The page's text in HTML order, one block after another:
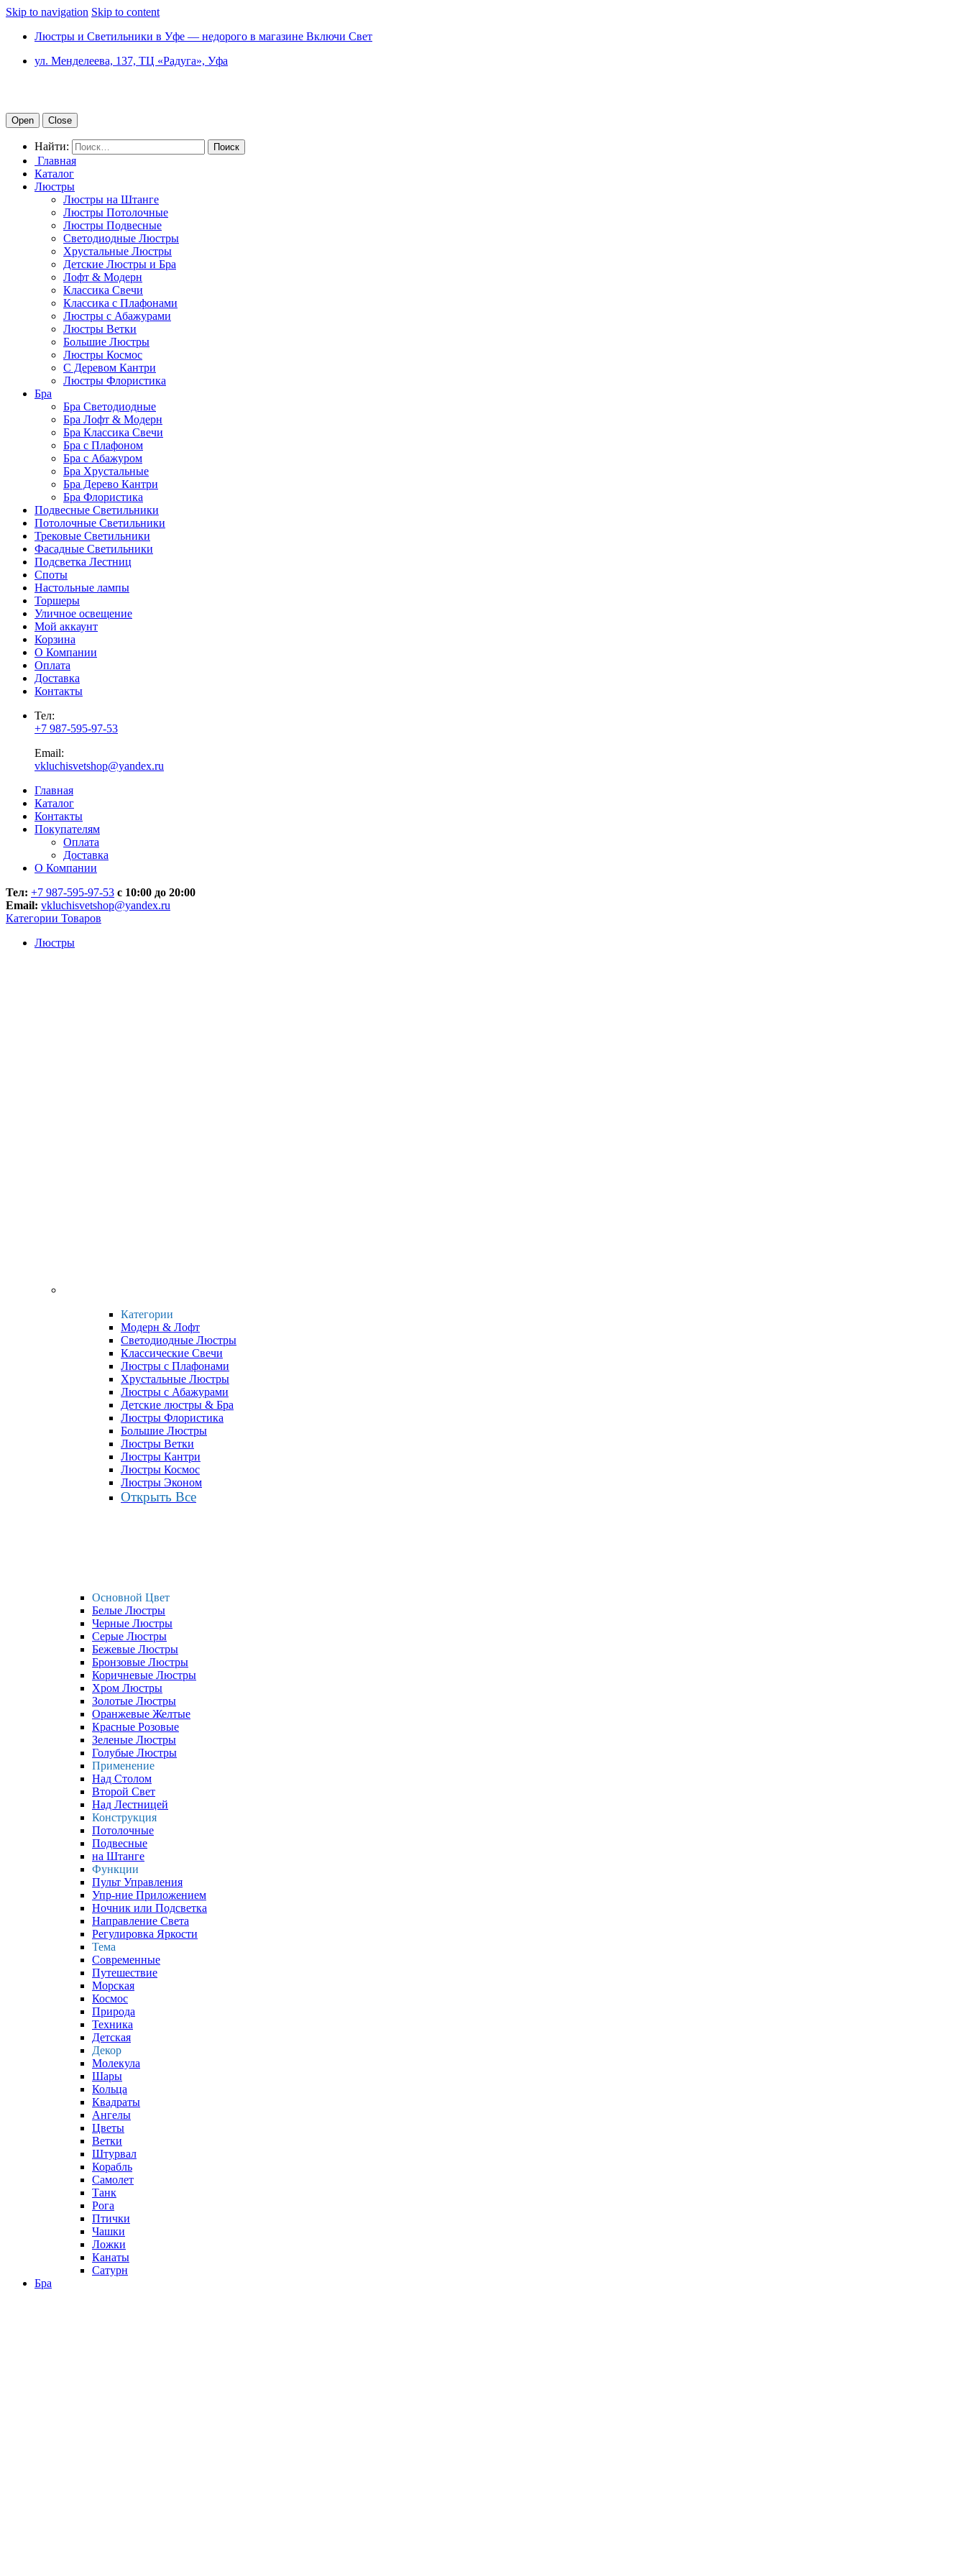
Skip to navigation Skip to content
Люстры и Светильники в Уфе — недорого в магазине Включи Свет
ул. Менделеева, 137, ТЦ «Радуга», Уфа
Open Close
Найти:
Главная
Каталог
Люстры
Люстры на Штанге
Люстры Потолочные
Люстры Подвесные
Светодиодные Люстры
Хрустальные Люстры
Детские Люстры и Бра
Лофт & Модерн
Классика Свечи
Классика с Плафонами
Люстры с Абажурами
Люстры Ветки
Большие Люстры
Люстры Космос
С Деревом Кантри
Люстры Флористика
Бра
Бра Светодиодные
Бра Лофт & Модерн
Бра Классика Свечи
Бра с Плафоном
Бра с Абажуром
Бра Хрустальные
Бра Дерево Кантри
Бра Флористика
Подвесные Светильники
Потолочные Светильники
Трековые Светильники
Фасадные Светильники
Подсветка Лестниц
Споты
Настольные лампы
Торшеры
Уличное освещение
Мой аккаунт
Корзина
О Компании
Оплата
Доставка
Контакты
Тел:
+7 987-595-97-53
Email:
vkluchisvetshop@yandex.ru
Главная
Каталог
Контакты
Покупателям
Оплата
Доставка
О Компании
Тел: +7 987-595-97-53 с 10:00 до 20:00
Email: vkluchisvetshop@yandex.ru
Категории Товаров
Люстры
Категории
Модерн & Лофт
Светодиодные Люстры
Классические Свечи
Люстры с Плафонами
Хрустальные Люстры
Люстры с Абажурами
Детские люстры & Бра
Люстры Флористика
Большие Люстры
Люстры Ветки
Люстры Кантри
Люстры Космос
Люстры Эконом
Открыть Все
Основной Цвет
Белые Люстры
Черные Люстры
Серые Люстры
Бежевые Люстры
Бронзовые Люстры
Коричневые Люстры
Хром Люстры
Золотые Люстры
Оранжевые Желтые
Красные Розовые
Зеленые Люстры
Голубые Люстры
Применение
Над Столом
Второй Свет
Над Лестницей
Конструкция
Потолочные
Подвесные
на Штанге
Функции
Пульт Управления
Упр-ние Приложением
Ночник или Подсветка
Направление Света
Регулировка Яркости
Тема
Современные
Путешествие
Морская
Космос
Природа
Техника
Детская
Декор
Молекула
Шары
Кольца
Квадраты
Ангелы
Цветы
Ветки
Штурвал
Корабль
Самолет
Танк
Рога
Птички
Чашки
Ложки
Канаты
Сатурн
Бра